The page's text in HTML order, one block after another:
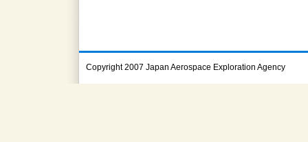
Copyright 2007 Japan Aerospace Exploration Agency